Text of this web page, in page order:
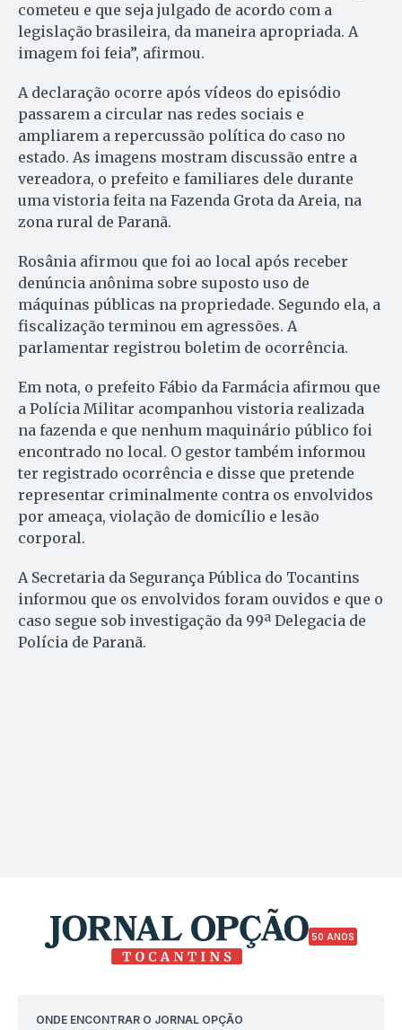
cometeu e que seja julgado de acordo com a
legislação brasileira, da maneira apropriada. A
imagem foi feia”, afirmou.
A declaração ocorre após vídeos do episódio
passarem a circular nas redes sociais e
ampliarem a repercussão política do caso no
estado. As imagens mostram discussão entre a
vereadora, o prefeito e familiares dele durante
uma vistoria feita na Fazenda Grota da Areia, na
zona rural de Paranã.
Rosânia afirmou que foi ao local após receber
denúncia anônima sobre suposto uso de
máquinas públicas na propriedade. Segundo ela, a
fiscalização terminou em agressões. A
parlamentar registrou boletim de ocorrência.
Em nota, o prefeito Fábio da Farmácia afirmou que
a Polícia Militar acompanhou vistoria realizada
na fazenda e que nenhum maquinário público foi
encontrado no local. O gestor também informou
ter registrado ocorrência e disse que pretende
representar criminalmente contra os envolvidos
por ameaça, violação de domicílio e lesão
corporal.
A Secretaria da Segurança Pública do Tocantins
informou que os envolvidos foram ouvidos e que o
caso segue sob investigação da 99ª Delegacia de
Polícia de Paranã.
50 ANOS
ONDE ENCONTRAR O JORNAL OPÇÃO